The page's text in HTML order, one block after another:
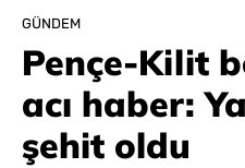
GÜNDEM
Pençe-Kilit
acı haber:
şehit oldu